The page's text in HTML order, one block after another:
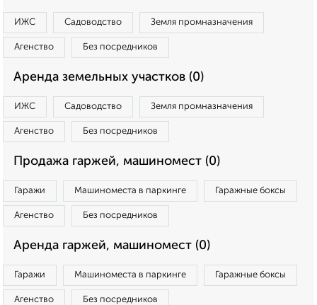
ИЖС Садоводство Земля промназначения
Агенство Без посредников
Аренда земельных участков (0)
ИЖС Садоводство Земля промназначения
Агенство Без посредников
Продажа гаржей, машиномест (0)
Гаражи Машиноместа в паркинге Гаражные боксы
Агенство Без посредников
Аренда гаржей, машиномест (0)
Гаражи Машиноместа в паркинге Гаражные боксы
Агенство Без посредников